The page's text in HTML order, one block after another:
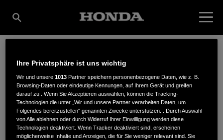
MARTIN WANDEL
AGRARTECHNIK
Ihre Privatsphäre ist uns wichtig
Wir und unsere1013 Partner speichern personenbezogene Daten, wie z. B.
Browsing-Daten oder eindeutige Kennungen, auf Ihrem Gerät und greifen
darauf zu . Wenn Sie Akzeptieren auswählen, können die Tracking-
Technologien die unter „Wir und unsere Partner verarbeiten Daten, um
Folgendes bereitzustellen“ genannten Zwecke unterstützen. . Durch Auswahl
von Alle ablehnen oder durch Widerruf Ihrer Einwilligung werden diese
Technologien deaktiviert. Wenn Tracker deaktiviert sind, erscheinen
möglicherweise Inhalte und Anzeigen, die für Sie weniger relevant sind. Sie